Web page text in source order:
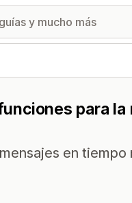
para la
en tiempo